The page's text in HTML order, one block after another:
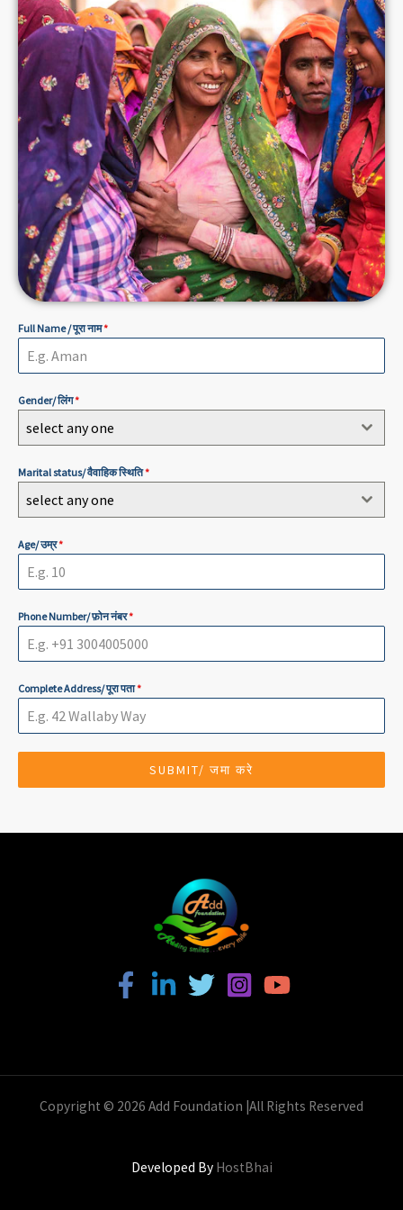
Full Name / पूरा नाम*
Gender/ लिंग*
select any one
Marital status/ वैवाहिक स्थिति*
select any one
Age/ उम्र*
Phone Number/ फ़ोन नंबर*
Complete Address/ पूरा पता*
SUBMIT/ जमा करे
Copyright © 2026 Add Foundation |All Rights Reserved
Developed By HostBhai